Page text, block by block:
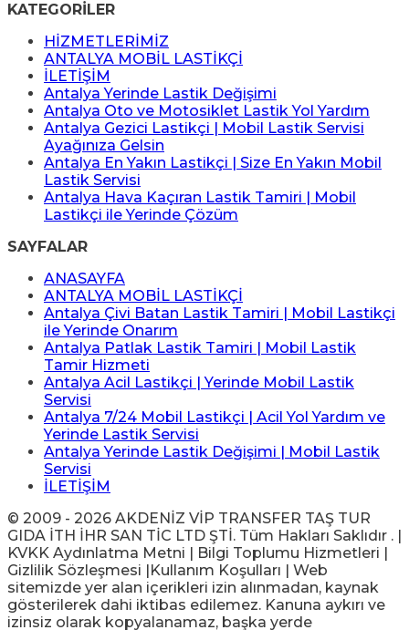
KATEGORİLER
HİZMETLERİMİZ
ANTALYA MOBİL LASTİKÇİ
İLETİŞİM
Antalya Yerinde Lastik Değişimi
Antalya Oto ve Motosiklet Lastik Yol Yardım
Antalya Gezici Lastikçi | Mobil Lastik Servisi
Ayağınıza Gelsin
Antalya En Yakın Lastikçi | Size En Yakın Mobil
Lastik Servisi
Antalya Hava Kaçıran Lastik Tamiri | Mobil
Lastikçi ile Yerinde Çözüm
SAYFALAR
ANASAYFA
ANTALYA MOBİL LASTİKÇİ
Antalya Çivi Batan Lastik Tamiri | Mobil Lastikçi
ile Yerinde Onarım
Antalya Patlak Lastik Tamiri | Mobil Lastik
Tamir Hizmeti
Antalya Acil Lastikçi | Yerinde Mobil Lastik
Servisi
Antalya 7/24 Mobil Lastikçi | Acil Yol Yardım ve
Yerinde Lastik Servisi
Antalya Yerinde Lastik Değişimi | Mobil Lastik
Servisi
İLETİŞİM
© 2009 - 2026 AKDENİZ VİP TRANSFER TAŞ TUR
GIDA İTH İHR SAN TİC LTD ŞTİ. Tüm Hakları Saklıdır . |
KVKK Aydınlatma Metni | Bilgi Toplumu Hizmetleri |
Gizlilik Sözleşmesi |Kullanım Koşulları | Web
sitemizde yer alan içerikleri izin alınmadan, kaynak
gösterilerek dahi iktibas edilemez. Kanuna aykırı ve
izinsiz olarak kopyalanamaz, başka yerde